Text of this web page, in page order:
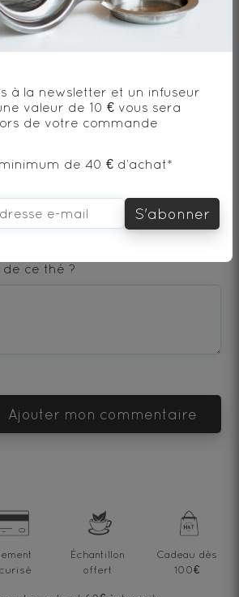
de changement?
aimerez aussi...
AJOUTER UN COMMENTAIRE
starsce thé ?
Ajouter mon commentaire
à la newsletter et un infuseur
valeur de 10 € vous sera
de votre commande
de 40 € d’achat*
S'abonner
Échantillon
offert
Cadeau dès
100€